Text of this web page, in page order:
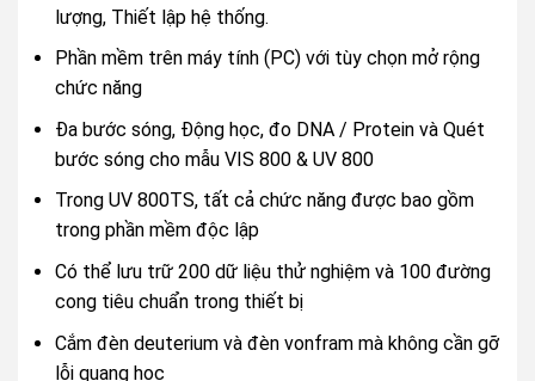
lượng, Thiết lập hệ thống.
Phần mềm trên máy tính (PC) với tùy chọn mở rộng
chức năng
Đa bước sóng, Động học, đo DNA / Protein và Quét
bước sóng cho mẫu VIS 800 & UV 800
Trong UV 800TS, tất cả chức năng được bao gồm
trong phần mềm độc lập
Có thể lưu trữ 200 dữ liệu thử nghiệm và 100 đường
cong tiêu chuẩn trong thiết bị
Cắm đèn deuterium và đèn vonfram mà không cần gỡ
lỗi quang học